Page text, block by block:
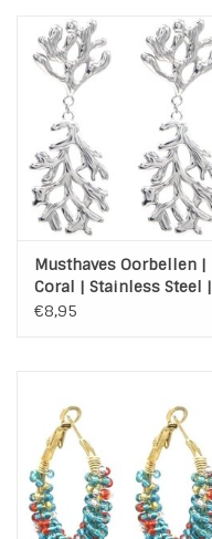
Charmin*s
Ohlala Jewels
LIFESTYLE PRODUCTEN
INSPIRATIE
SALE
Musthaves Oorbellen |
Coral | Stainless Steel |
Silver
€8,95